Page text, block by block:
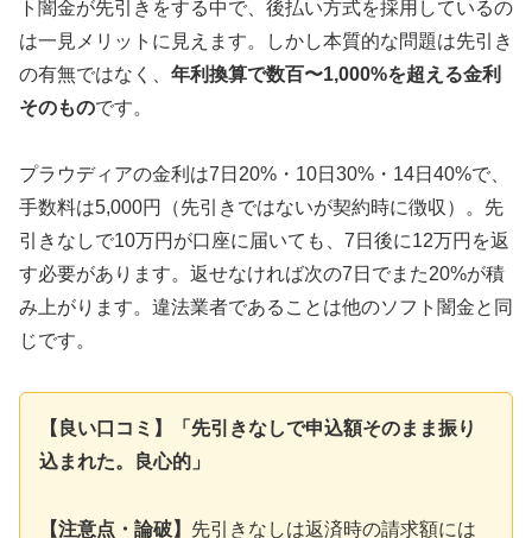
ト闇金が先引きをする中で、後払い方式を採用しているの
は一見メリットに見えます。しかし本質的な問題は先引き
の有無ではなく、 年利換算で数百〜1,000%を超える金利
そのものです。
プラウディアの金利は7日20%・10日30%・14日40%で、
手数料は5,000円（先引きではないが契約時に徴収）。先
引きなしで10万円が口座に届いても、7日後に12万円を返
す必要があります。返せなければ次の7日でまた20%が積
み上がります。違法業者であることは他のソフト闇金と同
じです。
【良い口コミ】「先引きなしで申込額そのまま振り
込まれた。良心的」
【注意点・論破】 先引きなしは返済時の請求額には